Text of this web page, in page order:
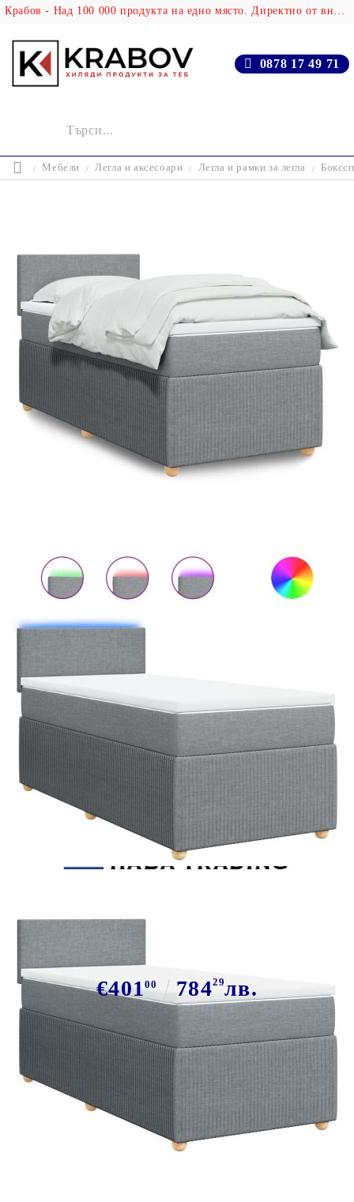
Крабов - Над 100 000 продукта на едно място. Директно от вносителя!
0878 17 49 71
Мебели Легла и аксесоари Легла и рамки за легла
Tweet
светлосиво, 100x200 см, плат
€40100 78429лв.
В наличност: 59 бр.
Безплатна доставка до адрес при плащане по банков път